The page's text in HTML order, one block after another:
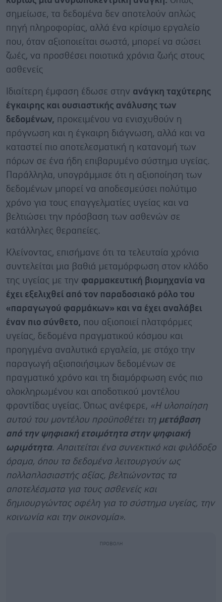
σημείωσε, τα δεδομένα δεν αποτελούν απλώς
πηγή πληροφορίας, αλλά ένα κρίσιμο εργαλείο
που, όταν αξιοποιείται σωστά, μπορεί να σώσει
ζωές, να προσθέσει ποιοτικά χρόνια ζωής στους
ασθενείς
Ιδιαίτερη έμφαση έδωσε στην ανάγκη ταχύτερης
έγκαιρης και ουσιαστικής ανάλυσης των
δεδομένων, προκειμένου να ενισχυθούν η
πρόγνωση και η έγκαιρη διάγνωση, αλλά και να
καταστεί πιο αποτελεσματική η κατανομή των
πόρων σε ένα ήδη επιβαρυμένο σύστημα υγείας.
Παράλληλα, υπογράμμισε ότι η αξιοποίηση των
δεδομένων μπορεί να αποδεσμεύσει πολύτιμο
χρόνο για τους επαγγελματίες υγείας και να
βελτιώσει την πρόσβαση των ασθενών σε
κατάλληλες θεραπείες.
Κλείνοντας, επισήμανε ότι τα τελευταία χρόνια
συντελείται μια βαθιά μεταμόρφωση στον κλάδο
της υγείας με την φαρμακευτική βιομηχανία να
έχει εξελιχθεί από τον παραδοσιακό ρόλο του
«παραγωγού φαρμάκων» και να έχει αναλάβει
έναν πιο σύνθετο, που αξιοποιεί πλατφόρμες
υγείας, δεδομένα πραγματικού κόσμου και
προηγμένα αναλυτικά εργαλεία, με στόχο την
παραγωγή αξιοποιήσιμων δεδομένων σε
πραγματικό χρόνο και τη διαμόρφωση ενός πιο
ολοκληρωμένου και αποδοτικού μοντέλου
φροντίδας υγείας. Όπως ανέφερε, «Η υλοποίηση
αυτού του μοντέλου προϋποθέτει τη μετάβαση
από την ψηφιακή ετοιμότητα στην ψηφιακή
ωριμότητα. Απαιτείται ένα συνεκτικό και φιλόδοξο
όραμα, όπου τα δεδομένα λειτουργούν ως
πολλαπλασιαστής αξίας, βελτιώνοντας τα
αποτελέσματα για τους ασθενείς και
δημιουργώντας οφέλη για το σύστημα υγείας, την
κοινωνία και την οικονομία».